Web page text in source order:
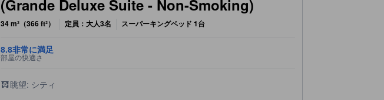
(Grande Deluxe Suite - Non-Smoking)
34 m²（366 ft²） 定員：大人3名 スーパーキングベッド 1台
8.8非常に満足
部屋の快適さ
眺望: シティ